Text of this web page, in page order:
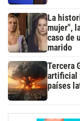
La
mujer",
caso de
marido
Tercera
artificial
países